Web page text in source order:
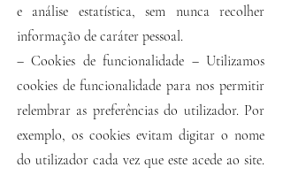
e análise estatística, sem nunca recolher
informação de caráter pessoal.
– Cookies de funcionalidade – Utilizamos
cookies de funcionalidade para nos permitir
relembrar as preferências do utilizador. Por
exemplo, os cookies evitam digitar o nome
do utilizador cada vez que este acede ao site.